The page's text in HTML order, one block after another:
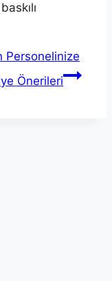
Personelinize
Önerileri